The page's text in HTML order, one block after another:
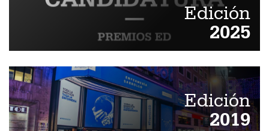
Edición
2025
Edición
2019